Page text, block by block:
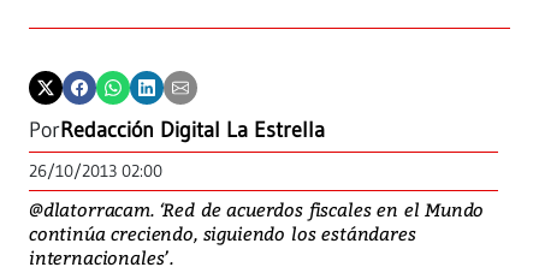
PorRedacción Digital La Estrella
26/10/2013 02:00
@dlatorracam. ‘Red de acuerdos fiscales en el Mundo
continúa creciendo, siguiendo los estándares
internacionales’.